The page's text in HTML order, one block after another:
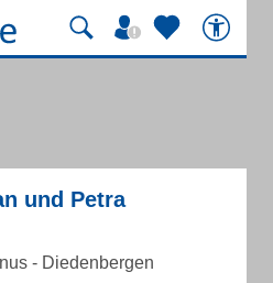
und Petra
- Diedenbergen